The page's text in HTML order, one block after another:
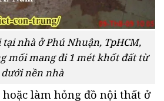
nhà ở Phú Nhuận, TpHCM,
mối mang đi 1 mét khốt đất từ
dưới nền nhà
làm hỏng đồ nội thất ở